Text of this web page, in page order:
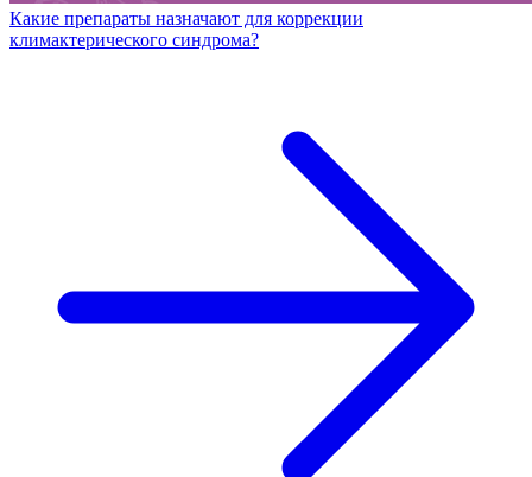
Какие препараты назначают для коррекции
климактерического синдрома?